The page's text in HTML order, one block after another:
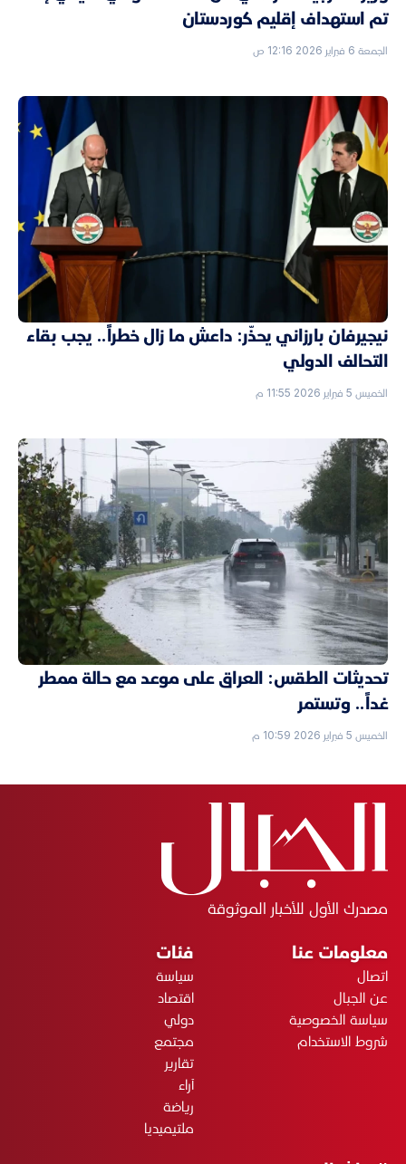
تم استهداف إقليم كوردستان
الجمعة 6 فبراير 2026 12:16 ص
نيجيرفان بارزاني يحذّر: داعش ما زال خطراً.. يجب بقاء
التحالف الدولي
الخميس 5 فبراير 2026 11:55 م
تحديثات الطقس: العراق على موعد مع حالة ممطر
غداً.. وتستمر
الخميس 5 فبراير 2026 10:59 م
مصدرك الأول للأخبار الموثوقة
معلومات عنا
اتصال
عن الجبال
سياسة الخصوصية
شروط الاستخدام
فئات
سياسة
اقتصاد
دولي
مجتمع
تقارير
آراء
رياضة
ملتيميديا